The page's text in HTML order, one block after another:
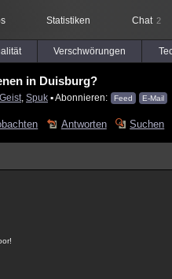
Statistiken Chat 2
Verschwörungen
in Duisburg?
Geist Spuk ▪ Abonnieren: Feed E-Mail
Antworten Suchen